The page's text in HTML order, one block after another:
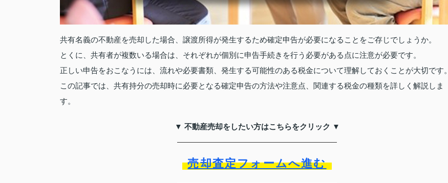
共有名義の不動産を売却した場合、譲渡所得が発生するため確定申告が必要になることをご存じでしょうか。
とくに、共有者が複数いる場合は、それぞれが個別に申告手続きを行う必要がある点に注意が必要です。
正しい申告をおこなうには、流れや必要書類、発生する可能性のある税金について理解しておくことが大切です。
この記事では、共有持分の売却時に必要となる確定申告の方法や注意点、関連する税金の種類を詳しく解説しま
す。
▼ 不動産売却をしたい方はこちらをクリック ▼
売却査定フォームへ進む